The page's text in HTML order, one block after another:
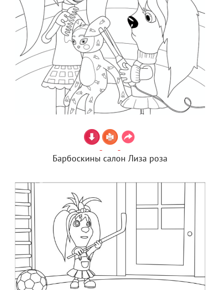
Барбоскины салон Лиза роза